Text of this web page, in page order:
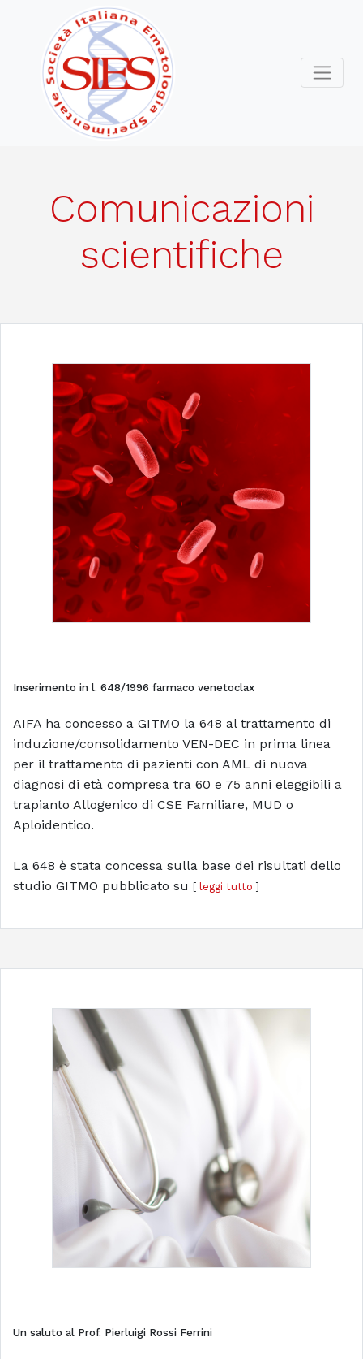
Comunicazioni
scientifiche
Inserimento in l. 648/1996 farmaco venetoclax
AIFA ha concesso a GITMO la 648 al trattamento di
induzione/consolidamento VEN-DEC in prima linea
per il trattamento di pazienti con AML di nuova
diagnosi di età compresa tra 60 e 75 anni eleggibili a
trapianto Allogenico di CSE Familiare, MUD o
Aploidentico.
La 648 è stata concessa sulla base dei risultati dello
studio GITMO pubblicato su [ leggi tutto ]
Un saluto al Prof. Pierluigi Rossi Ferrini